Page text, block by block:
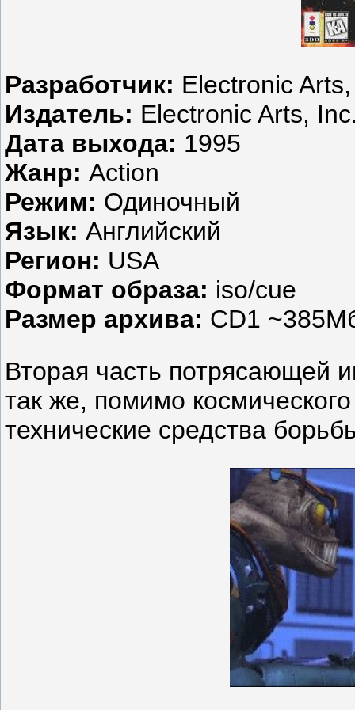
Разработчик: Electronic
Издатель: Electronic Arts,
Дата выхода: 1995
Жанр: Action
Режим: Одиночный
Язык: Английский
Регион: USA
Формат образа: iso/cue
Размер архива: CD1
Вторая часть потрясающей
так же, помимо
технические средства